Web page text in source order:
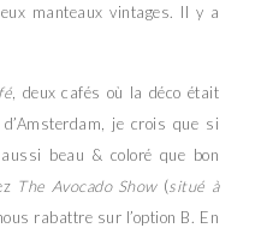
manteaux vintages. Il y a
, deux cafés où la déco était
je crois que si
beau & coloré que bon
The Avocado Show (situé à
rabattre sur l’option B. En